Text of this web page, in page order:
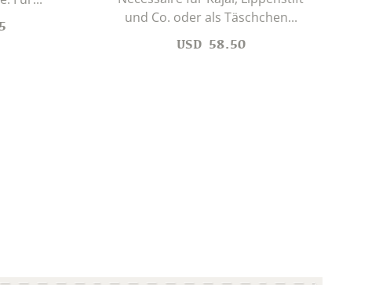
und Co. oder als Täschchen...
USD 58.50